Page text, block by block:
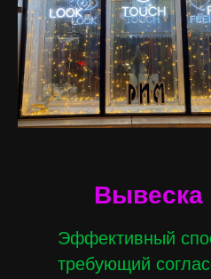
Вывеска
Эффективный
требующий